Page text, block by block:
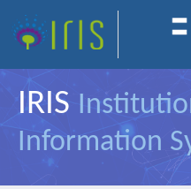
IRIS
Information